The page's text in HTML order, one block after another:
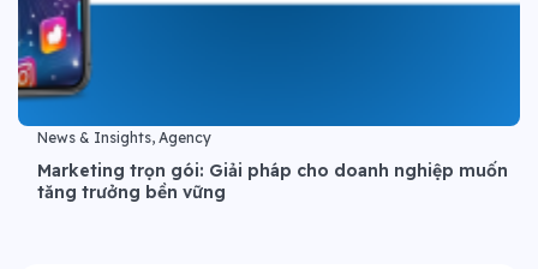
News & Insights, Agency
Marketing trọn gói: Giải pháp cho doanh nghiệp muốn
tăng trưởng bền vững